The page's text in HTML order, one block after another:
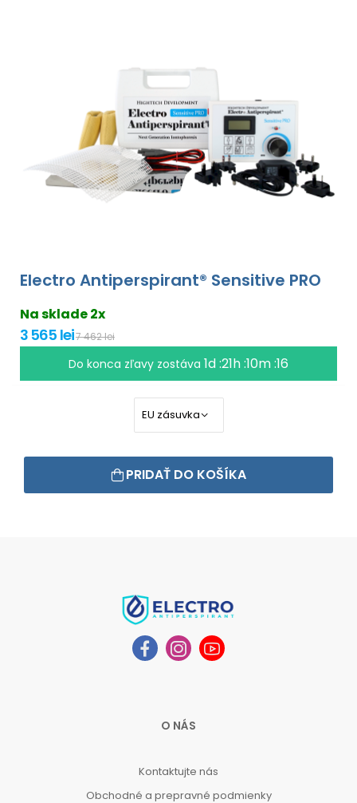
Electro Antiperspirant® Sensitive PRO
Na sklade 2x
3 565 lei7 462 lei
Do konca zľavy zostáva 1d :21h :10m :16
PRIDAŤ DO KOŠÍKA
O NÁS
Kontaktujte nás
Obchodné a prepravné podmienky